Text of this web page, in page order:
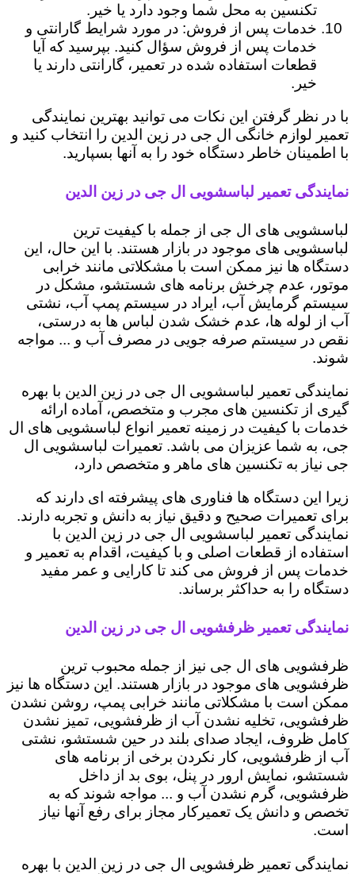
تکنسین به محل شما وجود دارد یا خیر.
خدمات پس از فروش: در مورد شرایط گارانتی و
خدمات پس از فروش سؤال کنید. بپرسید که آیا
قطعات استفاده شده در تعمیر، گارانتی دارند یا
خیر.
با در نظر گرفتن این نکات می توانید بهترین نمایندگی
تعمیر لوازم خانگی ال جی در زین الدین را انتخاب کنید و
با اطمینان خاطر دستگاه خود را به آنها بسپارید.
نمایندگی تعمیر لباسشویی ال جی در زین الدین
لباسشویی های ال جی از جمله با کیفیت ترین
لباسشویی های موجود در بازار هستند. با این حال، این
دستگاه ها نیز ممکن است با مشکلاتی مانند خرابی
موتور، عدم چرخش برنامه های شستشو، مشکل در
سیستم گرمایش آب، ایراد در سیستم پمپ آب، نشتی
آب از لوله ها، عدم خشک شدن لباس ها به درستی،
نقص در سیستم صرفه جویی در مصرف آب و ... مواجه
شوند.
نمایندگی تعمیر لباسشویی ال جی در زین الدین با بهره
گیری از تکنسین های مجرب و متخصص، آماده ارائه
خدمات با کیفیت در زمینه تعمیر انواع لباسشویی های ال
جی، به شما عزیزان می باشد. تعمیرات لباسشویی ال
جی نیاز به تکنسین های ماهر و متخصص دارد،
زیرا این دستگاه ها فناوری های پیشرفته ای دارند که
برای تعمیرات صحیح و دقیق نیاز به دانش و تجربه دارند.
نمایندگی تعمیر لباسشویی ال جی در زین الدین با
استفاده از قطعات اصلی و با کیفیت، اقدام به تعمیر و
خدمات پس از فروش می کند تا کارایی و عمر مفید
دستگاه را به حداکثر برساند.
نمایندگی تعمیر ظرفشویی ال جی در زین الدین
ظرفشویی های ال جی نیز از جمله محبوب ترین
ظرفشویی های موجود در بازار هستند. این دستگاه ها نیز
ممکن است با مشکلاتی مانند خرابی پمپ، روشن نشدن
ظرفشویی، تخلیه نشدن آب از ظرفشویی، تمیز نشدن
کامل ظروف، ایجاد صدای بلند در حین شستشو، نشتی
آب از ظرفشویی، کار نکردن برخی از برنامه های
شستشو، نمایش ارور در پنل، بوی بد از داخل
ظرفشویی، گرم نشدن آب و ... مواجه شوند که به
تخصص و دانش یک تعمیرکار مجاز برای رفع آنها نیاز
است.
نمایندگی تعمیر ظرفشویی ال جی در زین الدین با بهره